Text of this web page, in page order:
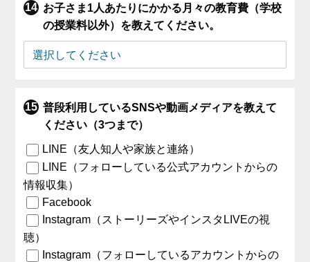
お子さま1人あたりにかかる月々の教育費（学校
の授業料以外）を教えてください。
普段利用しているSNSや動画メディアを教えて
ください（3つまで）
LINE（友人知人や家族と連絡）
LINE（フォローしている公式アカウントからの
情報収集）
Facebook
Instagram（ストーリーズやインスタLIVEの視
聴）
Instagram（フォローしているアカウントからの